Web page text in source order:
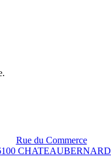
Rue du Commerce
CHATEAUBERNARD